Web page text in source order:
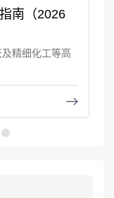
南（2026
精细化工等高